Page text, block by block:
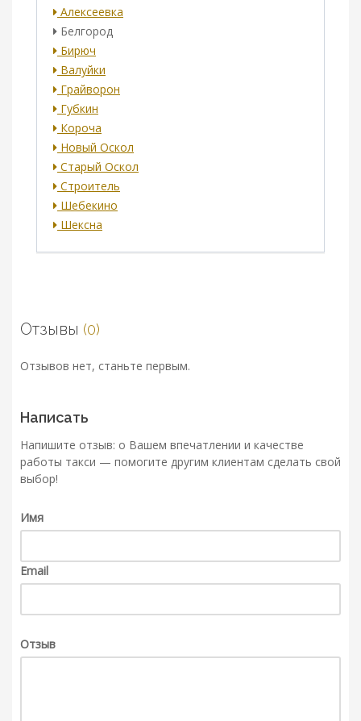
Алексеевка
Белгород
Бирюч
Валуйки
Грайворон
Губкин
Короча
Новый Оскол
Старый Оскол
Строитель
Шебекино
Шексна
Отзывы (0)
Отзывов нет, станьте первым.
Написать
Напишите отзыв: о Вашем впечатлении и качестве
работы такси — помогите другим клиентам сделать свой
выбор!
Имя
Email
Отзыв